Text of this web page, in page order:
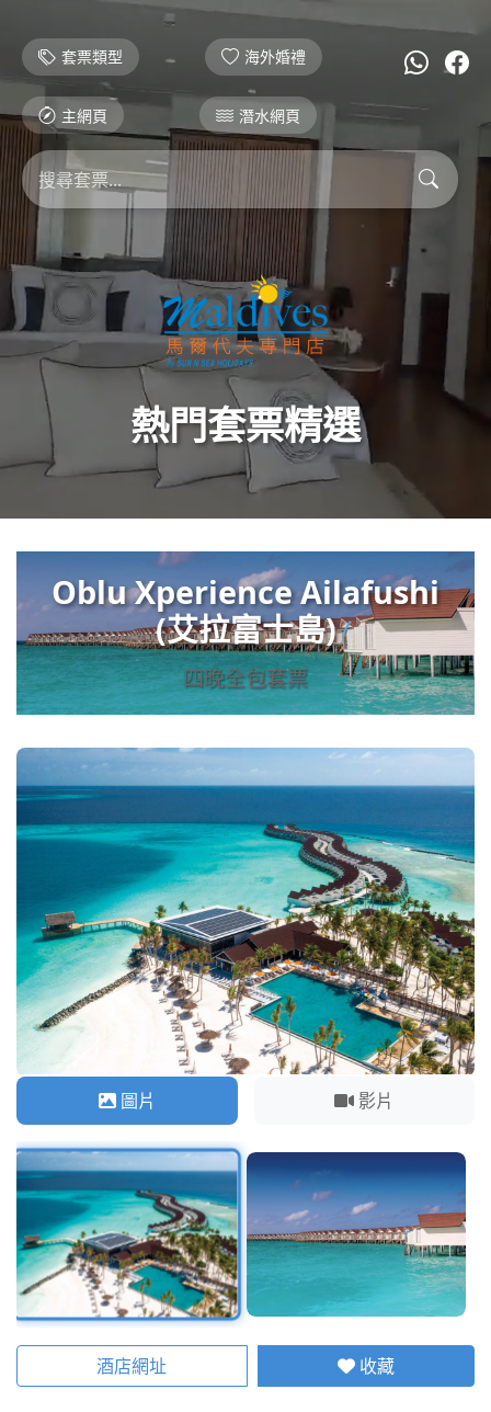
套票類型 海外婚禮
主網頁 潛水網頁
熱門套票精選
Oblu Xperience Ailafushi
(艾拉富士島)
四晚全包套票
圖片 影片
酒店網址 收藏